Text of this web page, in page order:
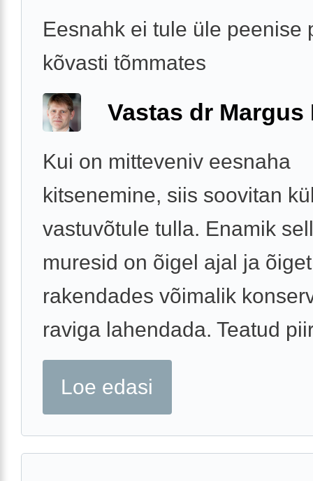
Eesnahk ei tule üle peenise
kõvasti tõmmates
Vastas dr Margus
Kui on mitteveniv eesnaha
kitsenemine, siis soovitan
vastuvõtule tulla. Enamik
muresid on õigel ajal ja
rakendades võimalik
raviga lahendada. Teatud
Loe edasi